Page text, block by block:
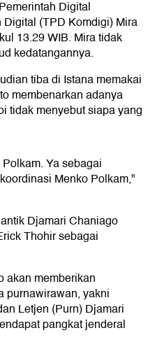
Digital
(TPD Komdigi) Mira
13.29 WIB. Mira tidak
kedatangannya.
tiba di Istana memakai
membenarkan adanya
tidak menyebut siapa yang
Ya sebagai
Menko Polkam,"
Djamari Chaniago
Thohir sebagai
akan memberikan
purnawirawan, yakni
Letjen (Purn) Djamari
pangkat jenderal